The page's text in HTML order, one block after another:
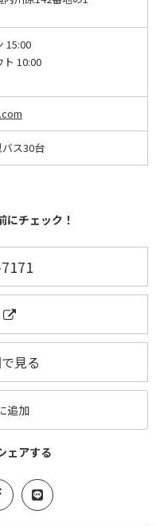
15:00
ト 10:00
ス30台
にチェック！
見る
追加
ェアする